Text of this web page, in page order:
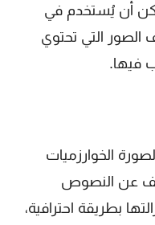
أن يُستخدم في
الصور التي تحتوي
فيها.
الخوارزميات
عن النصوص
بطريقة احترافية،